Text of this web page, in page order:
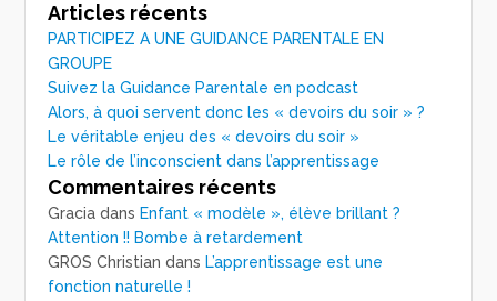
Articles récents
PARTICIPEZ A UNE GUIDANCE PARENTALE EN
GROUPE
Suivez la Guidance Parentale en podcast
Alors, à quoi servent donc les « devoirs du soir » ?
Le véritable enjeu des « devoirs du soir »
Le rôle de l’inconscient dans l’apprentissage
Commentaires récents
Gracia dans Enfant « modèle », élève brillant ?
Attention !! Bombe à retardement
GROS Christian dans L’apprentissage est une
fonction naturelle !